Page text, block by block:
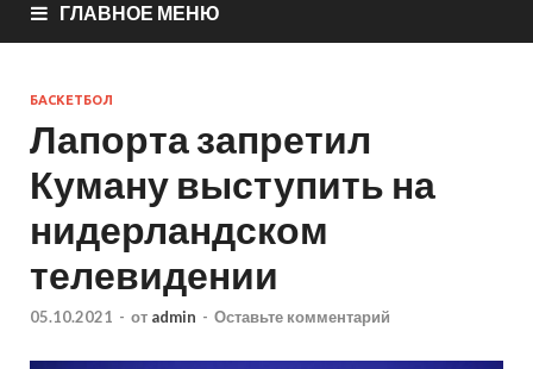
ГЛАВНОЕ МЕНЮ
БАСКЕТБОЛ
Лапорта запретил
Куману выступить на
нидерландском
телевидении
05.10.2021 - от admin - Оставьте комментарий